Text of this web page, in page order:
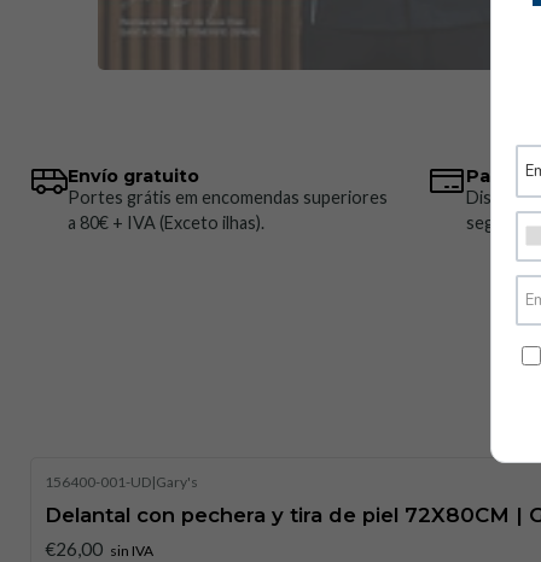
Envío gratuito
Portes grátis em encomendas superiores
a 80€ + IVA (Exceto ilhas).
Pagos
seguros.
156400-001-UD|Gary's
Delantal con pechera y tira de piel 72X80CM |
€26,00 sin IVA